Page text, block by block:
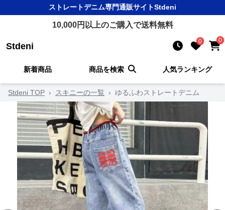
ストレートデニム専門通販サイトStdeni
10,000円以上のご購入で送料無料
Stdeni 0 0
新着商品 商品を検索 人気ランキング
Stdeni TOP › スキニーの一覧 › ゆるふわストレートデニム